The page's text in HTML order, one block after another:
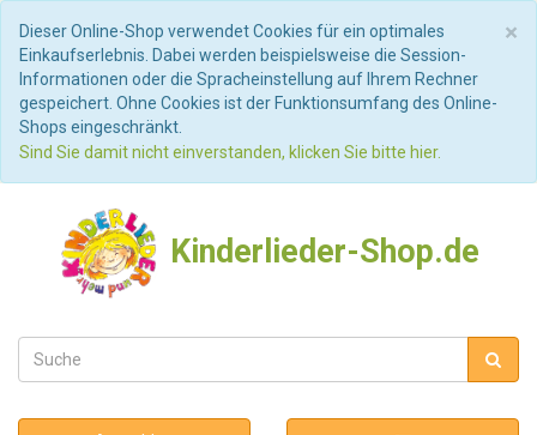
×
Dieser Online-Shop verwendet Cookies für ein optimales
Einkaufserlebnis. Dabei werden beispielsweise die Session-
Informationen oder die Spracheinstellung auf Ihrem Rechner
gespeichert. Ohne Cookies ist der Funktionsumfang des Online-
Shops eingeschränkt.
Sind Sie damit nicht einverstanden, klicken Sie bitte hier.
Kinderlieder-Shop.de